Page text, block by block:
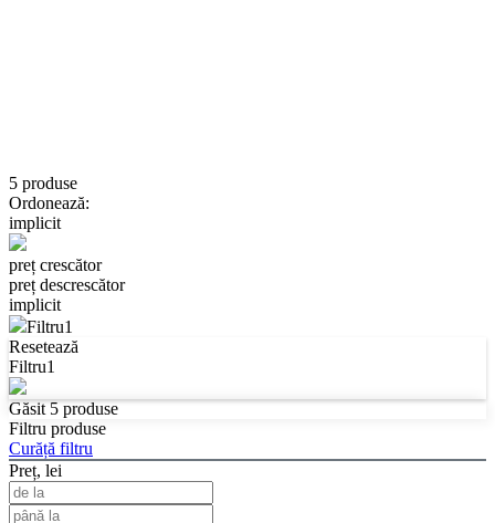
5 produse
Ordonează:
implicit
preț crescător
preț descrescător
implicit
Filtru1
Resetează
Filtru1
Găsit 5 produse
Filtru produse
Curăță filtru
Preț, lei